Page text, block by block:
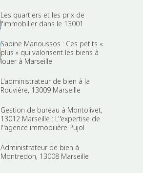
Les quartiers et les prix de
l'immobilier dans le 13001
Sabine Manoussos : Ces petits «
plus » qui valorisent les biens à
louer à Marseille
L'administrateur de bien à la
Rouvière, 13009 Marseille
Gestion de bureau à Montolivet,
13012 Marseille : L''expertise de
l''agence immobilière Pujol
Administrateur de bien à
Montredon, 13008 Marseille